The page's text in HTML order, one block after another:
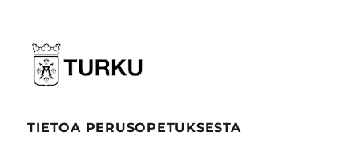
TIETOA PERUSOPETUKSESTA